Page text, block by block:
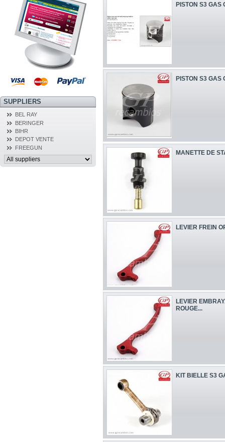
SUPPLIERS
BEL RAY
BERINGER
BIHR
DEPOT VENTE
FREEGUN
PISTON S3 GAS
PISTON S3 GAS
MANETTE DE
LEVIER FREIN
LEVIER
ROUGE...
KIT BIELLE S3